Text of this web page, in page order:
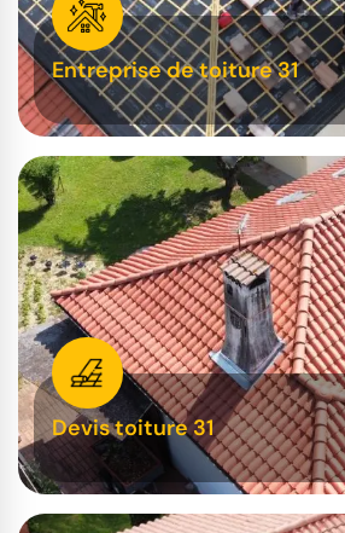
Entreprise de toiture 31
Devis toiture 31